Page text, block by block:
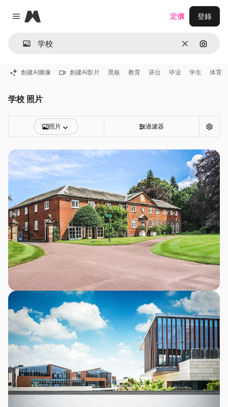
Close menu
Magnific
清除 通過圖
定價 登錄
創建AI圖像 創建AI影片 黑板 教育 讲台 毕业 学生 体育
学校 照片
照片 過濾器